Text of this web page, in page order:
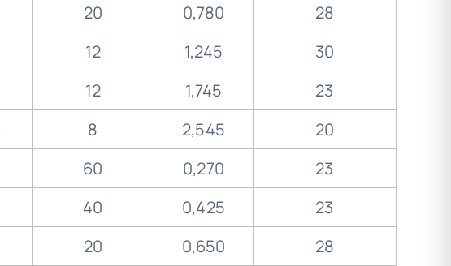
20 0,780
28
12 1,245
30
12 1,745
23
8 2,545
20
60 0,270
23
40 0,425
23
20 0,650
28